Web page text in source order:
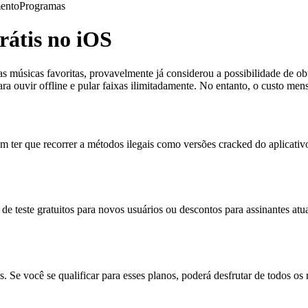
Programas
no iOS
músicas favoritas, provavelmente já considerou a possibilidade de
ouvir offline e pular faixas ilimitadamente. No entanto, o custo
que recorrer a métodos ilegais como versões cracked do
teste gratuitos para novos usuários ou descontos para assinantes
você se qualificar para esses planos, poderá desfrutar de todos